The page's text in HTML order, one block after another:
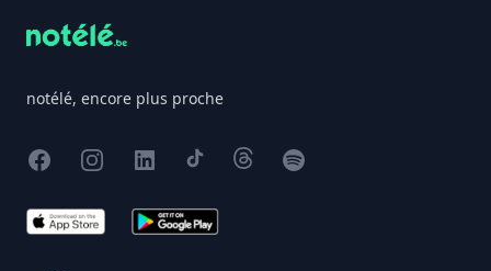
notélé, encore plus proche
FacebookInstagram
X TikTokThreadsSpotify
App Store Google Play